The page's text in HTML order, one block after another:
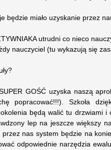
będzie miało uzyskanie przez
utrudni co nieco
nauczyciel (tu wykazują się
GOŚĆ uzyska naszą
popracować!!!). Szkoła
będą walić tu drzwiami
lep na jeszcze większy
nas system będzie na
odpowiednie narzędzia